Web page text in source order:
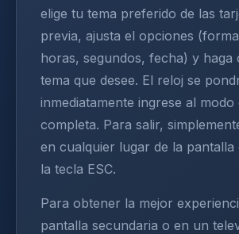
elige tu tema preferido de las
previa, ajusta el opciones
horas, segundos, fecha) y haga
tema que desee. El reloj se
inmediatamente ingrese al modo
completa. Para salir,
en cualquier lugar de la pantalla
la tecla ESC.
Para obtener la mejor
pantalla secundaria o en un